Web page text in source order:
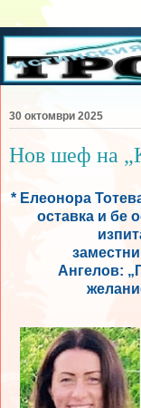
30 октомври 2025
Нов шеф на
* Елеонора
оставка и бе
Ангелов: